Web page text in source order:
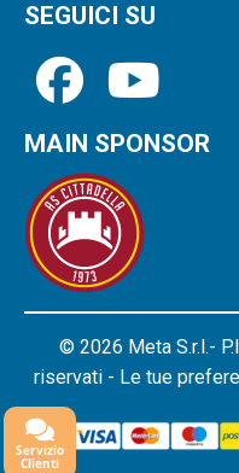
SEGUICI SU
MAIN SPONSOR
© 2026 Meta S.r.l.-
riservati - Le tue
Servizio
Clienti